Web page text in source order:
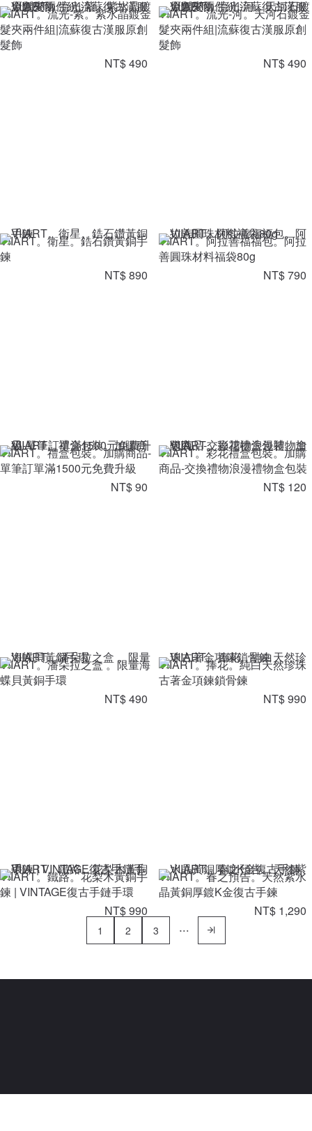
VIIART。流光-紫。紫水晶鍍金
髮夾兩件組|流蘇復古漢服原創
髮飾
NT$ 490
VIIART。流光-河。天河石鍍金
髮夾兩件組|流蘇復古漢服原創
髮飾
NT$ 490
VIIART。衛星。鋯石鑽黃銅手
鍊
NT$ 890
VIIART。阿拉善福福包。阿拉
善圓珠材料福袋80g
NT$ 790
VIIART。禮盒包裝。加購商品-
單筆訂單滿1500元免費升級
NT$ 90
VIIART。彩花禮盒包裝。加購
商品-交換禮物浪漫禮物盒包裝
NT$ 120
VIIART。潘朵拉之盒 。限量海
蝶貝黃銅手環
NT$ 490
VIIART。捧花。純白天然珍珠
古著金項鍊鎖骨鍊
NT$ 990
VIIART。鐵路。花梨木黃銅手
鍊 | VINTAGE復古手鏈手環
NT$ 990
VIIART。春之預告。天然紫水
晶黃銅厚鍍K金復古手鍊
NT$ 1,290
1 2 3